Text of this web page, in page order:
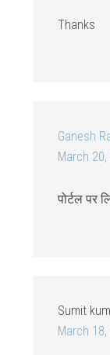
Thanks
Ganesh
March
पोर्टल पर
Sumit
March